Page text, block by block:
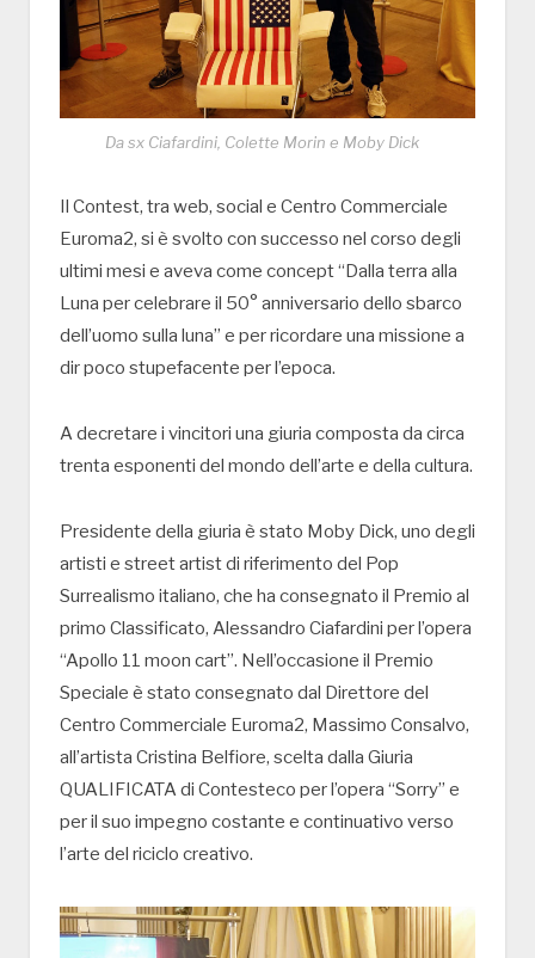
Da sx Ciafardini, Colette Morin e Moby Dick
Il Contest, tra web, social e Centro Commerciale
Euroma2, si è svolto con successo nel corso degli
ultimi mesi e aveva come concept “Dalla terra alla
Luna per celebrare il 50° anniversario dello sbarco
dell’uomo sulla luna” e per ricordare una missione a
dir poco stupefacente per l’epoca.
A decretare i vincitori una giuria composta da circa
trenta esponenti del mondo dell’arte e della cultura.
Presidente della giuria è stato Moby Dick, uno degli
artisti e street artist di riferimento del Pop
Surrealismo italiano, che ha consegnato il Premio al
primo Classificato, Alessandro Ciafardini per l’opera
“Apollo 11 moon cart”. Nell’occasione il Premio
Speciale è stato consegnato dal Direttore del
Centro Commerciale Euroma2, Massimo Consalvo,
all’artista Cristina Belfiore, scelta dalla Giuria
QUALIFICATA di Contesteco per l’opera “Sorry” e
per il suo impegno costante e continuativo verso
l’arte del riciclo creativo.